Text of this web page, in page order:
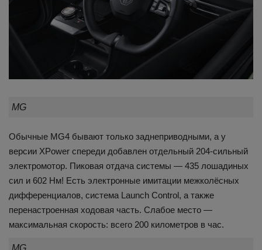
MG
Обычные MG4 бывают только заднеприводными, а у
версии XPower спереди добавлен отдельный 204-сильный
электромотор. Пиковая отдача системы — 435 лошадиных
сил и 602 Нм! Есть электронные имитации межколёсных
дифференциалов, система Launch Control, а также
перенастроенная ходовая часть. Слабое место —
максимальная скорость: всего 200 километров в час.
MG